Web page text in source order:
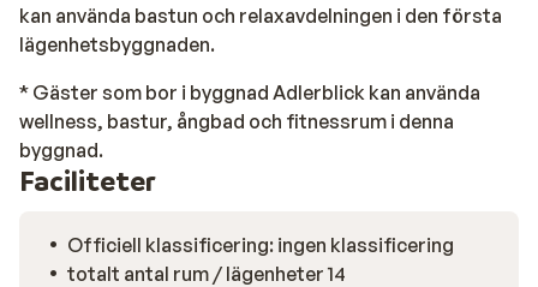
kan använda bastun och relaxavdelningen i den första
lägenhetsbyggnaden.
* Gäster som bor i byggnad Adlerblick kan använda
wellness, bastur, ångbad och fitnessrum i denna
byggnad.
Faciliteter
Officiell klassificering: ingen klassificering
totalt antal rum / lägenheter 14